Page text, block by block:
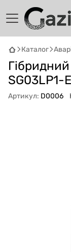
Каталог
SG03LP1-
Артикул: D0006
GAZIKAI
Онлайн ·